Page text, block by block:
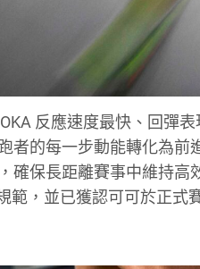
反應速度最快、回彈
者的每一步動能轉化為
確保長距離賽事中維持
範，並已獲認可可於正式